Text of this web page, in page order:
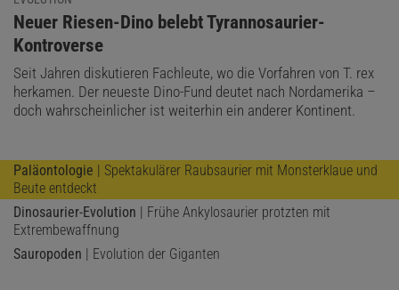
:
Neuer Riesen-Dino belebt Tyrannosaurier-
Kontroverse
Seit Jahren diskutieren Fachleute, wo die Vorfahren von T. rex
herkamen. Der neueste Dino-Fund deutet nach Nordamerika –
doch wahrscheinlicher ist weiterhin ein anderer Kontinent.
Paläontologie | Spektakulärer Raubsaurier mit Monsterklaue und
Beute entdeckt
Dinosaurier-Evolution | Frühe Ankylosaurier protzten mit
Extrembewaffnung
Sauropoden | Evolution der Giganten